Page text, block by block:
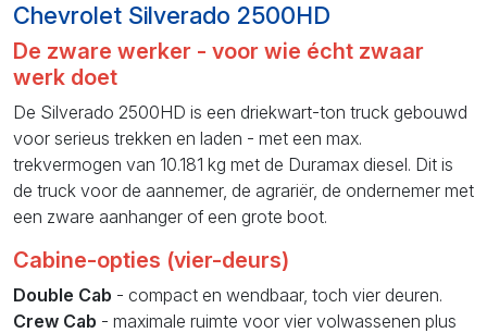
Chevrolet Silverado 2500HD
De zware werker - voor wie écht zwaar
werk doet
De Silverado 2500HD is een driekwart-ton truck gebouwd
voor serieus trekken en laden - met een max.
trekvermogen van 10.181 kg met de Duramax diesel. Dit is
de truck voor de aannemer, de agrariër, de ondernemer met
een zware aanhanger of een grote boot.
Cabine-opties (vier-deurs)
Double Cab - compact en wendbaar, toch vier deuren.
Crew Cab - maximale ruimte voor vier volwassenen plus